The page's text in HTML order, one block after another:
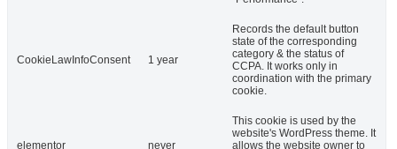
CookieLawInfoConsent 1 year
Records the default button
state of the corresponding
category & the status of
CCPA. It works only in
coordination with the primary
cookie.
elementor never
This cookie is used by the
website's WordPress theme. It
allows the website owner to